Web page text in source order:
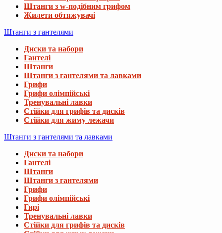
Штанги з w-подібним грифом
Жилети обтяжувачі
Штанги з гантелями
Диски та набори
Гантелі
Штанги
Штанги з гантелями та лавками
Грифи
Грифи олімпійські
Тренувальні лавки
Стійки для грифів та дисків
Стійки для жиму лежачи
Штанги з гантелями та лавками
Диски та набори
Гантелі
Штанги
Штанги з гантелями
Грифи
Грифи олімпійські
Гирі
Тренувальні лавки
Стійки для грифів та дисків